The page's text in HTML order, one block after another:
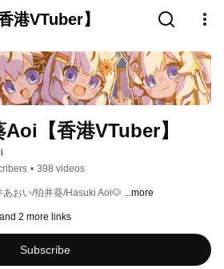
港VTuber】
Aoi【香港VTuber】
• 398 videos
おい/狛井葵/Hasuki Aoi🐶 ...more
and 2 more links
Subscribe